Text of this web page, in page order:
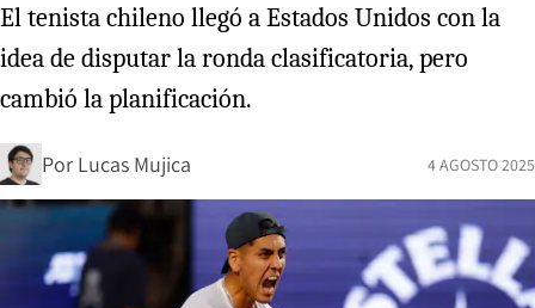
El tenista chileno llegó a Estados Unidos con la
idea de disputar la ronda clasificatoria, pero
cambió la planificación.
Por Lucas Mujica 4 AGOSTO 2025